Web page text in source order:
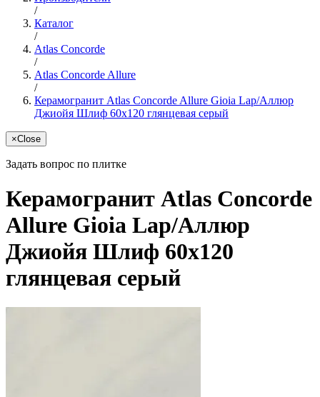
/
Каталог
/
Atlas Concorde
/
Atlas Concorde Allure
/
Керамогранит Atlas Concorde Allure Gioia Lap/Аллюр
Джиойя Шлиф 60x120 глянцевая серый
×Close
Задать вопрос по плитке
Керамогранит Atlas Concorde
Allure Gioia Lap/Аллюр
Джиойя Шлиф 60x120
глянцевая серый